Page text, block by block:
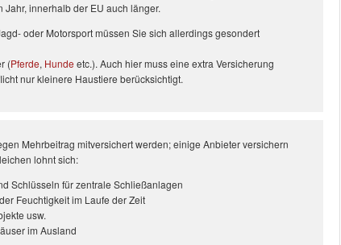
innerhalb der EU auch länger.
oder Motorsport müssen Sie sich allerdings gesondert
(Pferde, Hunde etc.). Auch hier muss eine extra Versicherung
nur kleinere Haustiere berücksichtigt.
Mehrbeitrag mitversichert werden; einige Anbieter versichern
lohnt sich:
Schlüsseln für zentrale Schließanlagen
Feuchtigkeit im Laufe der Zeit
usw.
im Ausland